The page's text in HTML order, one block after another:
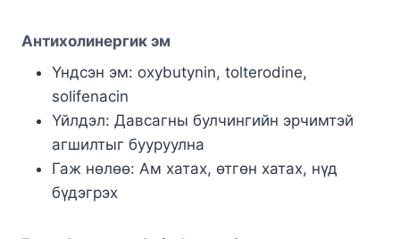
Антихолинергик эм
Үндсэн эм: oxybutynin, tolterodine,
solifenacin
Үйлдэл: Давсагны булчингийн эрчимтэй
агшилтыг бууруулна
Гаж нөлөө: Ам хатах, өтгөн хатах, нүд
бүдэгрэх